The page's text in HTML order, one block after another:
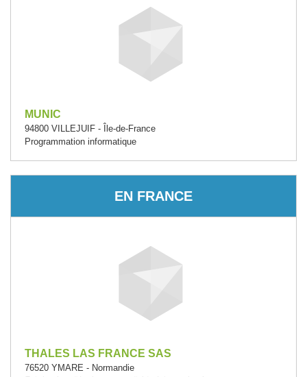
MUNIC
94800 VILLEJUIF - Île-de-France
Programmation informatique
EN FRANCE
THALES LAS FRANCE SAS
76520 YMARE - Normandie